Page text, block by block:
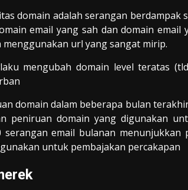
domain adalah serangan berdampak
email yang sah dan domain
menggunakan url yang sangat mirip.
mengubah domain level teratas
domain dalam beberapa bulan
peniruan domain yang digunakan
serangan email bulanan
untuk pembajakan percakapan